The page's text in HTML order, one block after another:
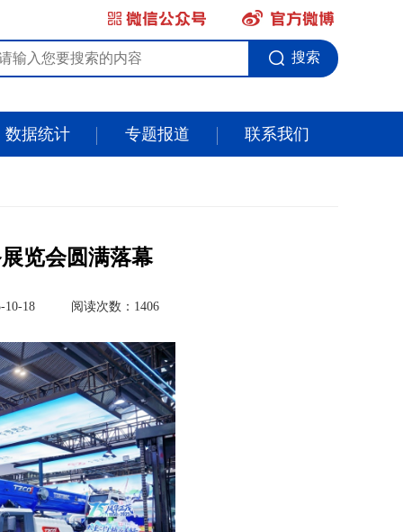
搜索
数据统计 专题报道 联系我们
览会圆满落幕
10-18 阅读次数：1406